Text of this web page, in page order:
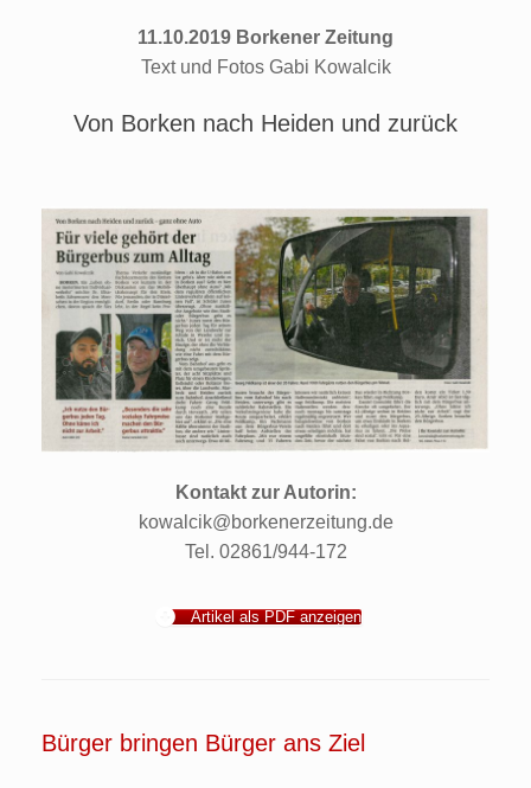
11.10.2019 Borkener Zeitung
Text und Fotos Gabi Kowalcik
Von Borken nach Heiden und zurück
Kontakt zur Autorin:
kowalcik@borkenerzeitung.de
Tel. 02861/944-172
Artikel als PDF anzeigen
Bürger bringen Bürger ans Ziel